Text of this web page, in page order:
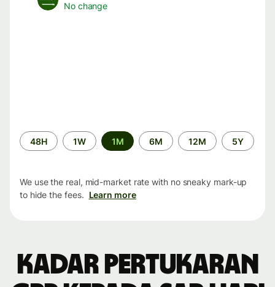
No change
Time
period
48H 1W 1M 6M 12M 5Y
We use the real, mid-market rate with no sneaky mark-up
to hide the fees. Learn more
Kadar pertukaran